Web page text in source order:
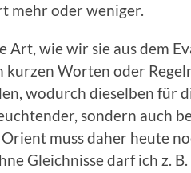
mehr oder weniger.
Art, wie wir sie aus dem
Worten oder
wodurch dieselben für
sondern auch
muss daher heute
Gleichnisse darf ich z.